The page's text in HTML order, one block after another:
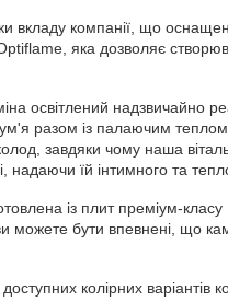
колірних варіантів
із плит преміум-
можете бути впевнені, що
освітлений надзвичайно
разом із палаючим
завдяки чому наша
надаючи їй інтимного та
вкладу компанії, що
яка дозволяє